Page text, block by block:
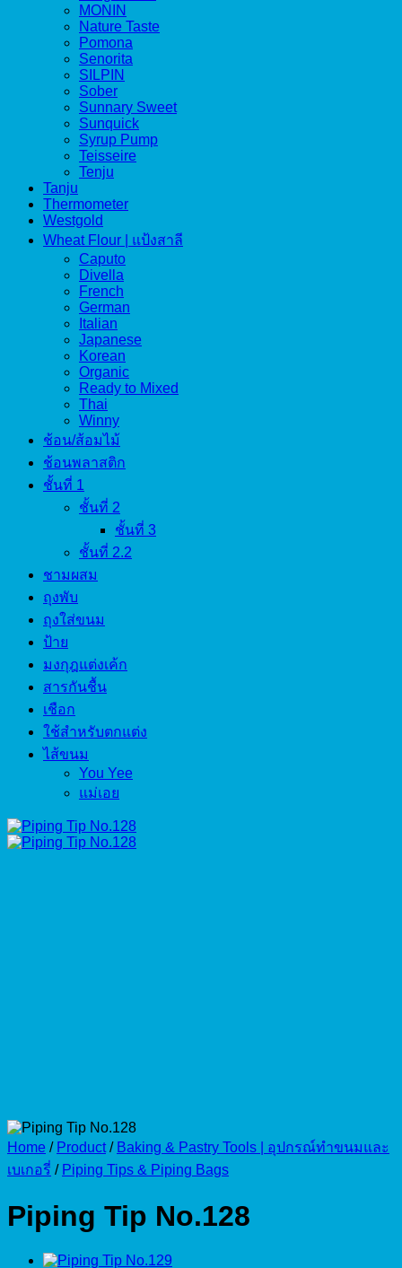
MONIN
Nature Taste
Pomona
Senorita
SILPIN
Sober
Sunnary Sweet
Sunquick
Syrup Pump
Teisseire
Tenju
Tanju
Thermometer
Westgold
Wheat Flour | แป้งสาลี
Caputo
Divella
French
German
Italian
Japanese
Korean
Organic
Ready to Mixed
Thai
Winny
ช้อน/ส้อมไม้
ช้อนพลาสติก
ชั้นที่ 1
ชั้นที่ 2
ชั้นที่ 3
ชั้นที่ 2.2
ชามผสม
ถุงพับ
ถุงใส่ขนม
ป้าย
มงกุฎแต่งเค้ก
สารกันชื้น
เชือก
ใช้สำหรับตกแต่ง
ไส้ขนม
You Yee
แม่เอย
Home / Product / Baking & Pastry Tools | อุปกรณ์ทำขนมและ
เบเกอรี่ / Piping Tips & Piping Bags
Piping Tip No.128